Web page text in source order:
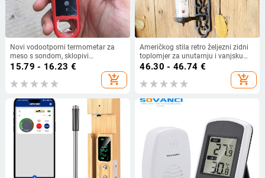
Novi vodootporni termometar za
meso s sondom, sklopivi
elektronički termometar za roštilj.
15.79 - 16.23 €
add_shopping_cart
Američkog stila retro željezni zidni
toplomjer za unutarnju i vanjsku
dekoraciju
46.30 - 46.74 €
add_shopping_cart